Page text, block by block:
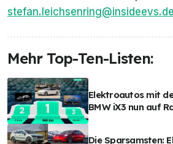
stefan.leichsenring@insideevs.de
Mehr Top-Ten-Listen:
Elektroautos mit
BMW iX3 nun auf
Die Sparsamsten: